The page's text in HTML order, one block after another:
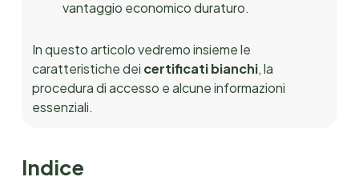
vantaggio economico duraturo.
In questo articolo vedremo insieme le
caratteristichedei certificati bianchi,la
procedura di accesso e alcune informazioni
essenziali.
Indice